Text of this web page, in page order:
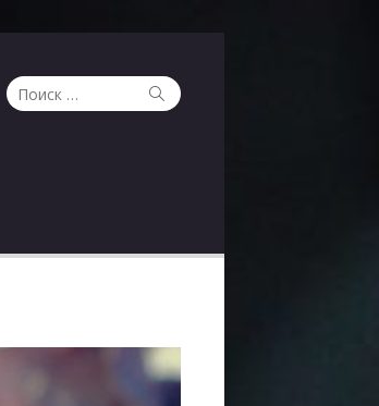
Поиск
по:
Поиск